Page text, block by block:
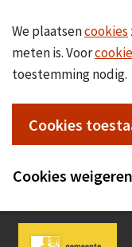
We plaatsencookies
meten is. Voor
toestemming nodig.
Cookies
Cookies weigeren